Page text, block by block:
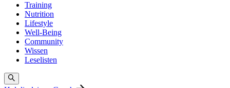
Training
Nutrition
Lifestyle
Well-Being
Community
Wissen
Leselisten